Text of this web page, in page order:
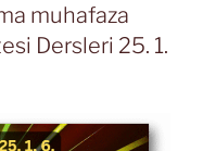
muhafaza
Dersleri 25. 1.